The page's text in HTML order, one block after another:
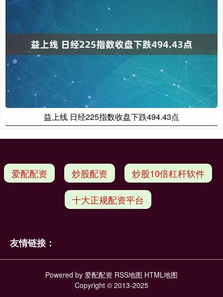
益上线 日经225指数收盘下跌494.43点
爱配配资 炒股配资 炒股10倍杠杆软件
十大正规配资平台
友情链接：
Powered by 爱配配资 RSS地图 HTML地图
Copyright © 2013-2025